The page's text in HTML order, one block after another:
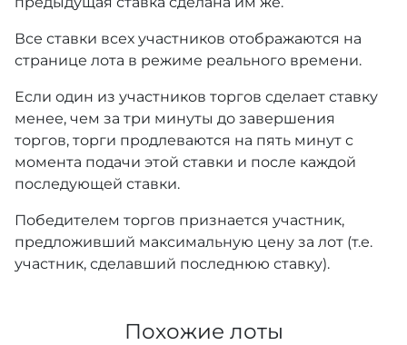
Все ставки всех участников отображаются на
странице лота в режиме реального времени.
Если один из участников торгов сделает ставку
менее, чем за три минуты до завершения
торгов, торги продлеваются на пять минут с
момента подачи этой ставки и после каждой
последующей ставки.
Победителем торгов признается участник,
предложивший максимальную цену за лот (т.е.
участник, сделавший последнюю ставку).
Похожие лоты